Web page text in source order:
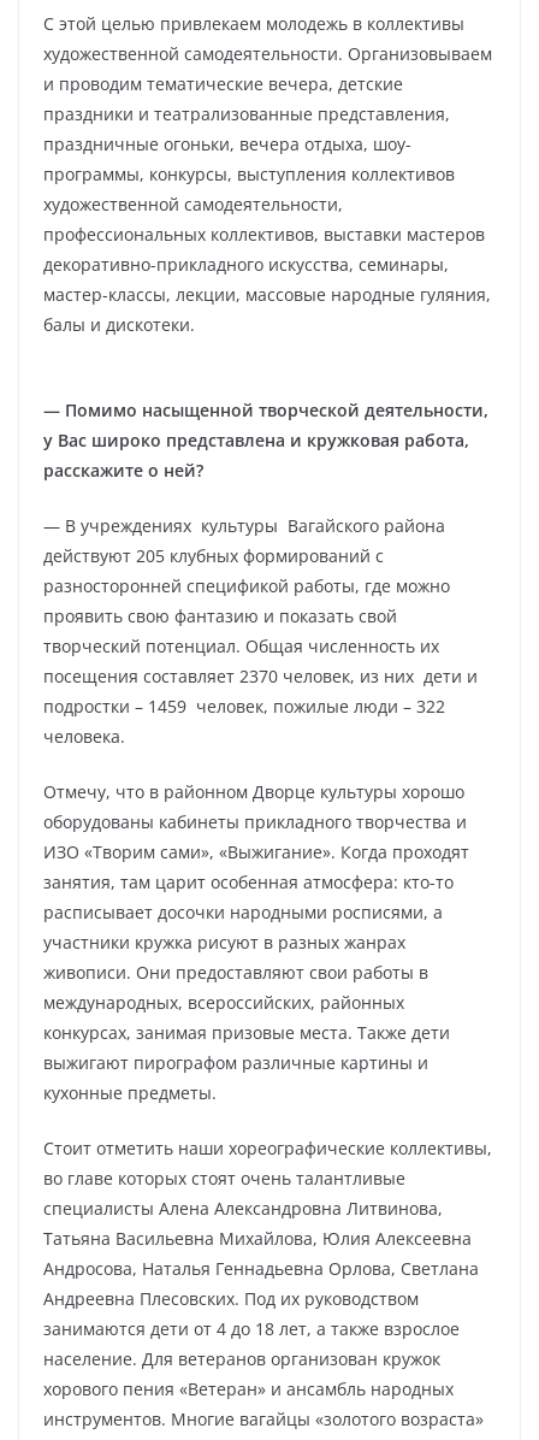
С этой целью привлекаем молодежь в коллективы
художественной самодеятельности. Организовываем
и проводим тематические вечера, детские
праздники и театрализованные представления,
праздничные огоньки, вечера отдыха, шоу-
программы, конкурсы, выступления коллективов
художественной самодеятельности,
профессиональных коллективов, выставки мастеров
декоративно-прикладного искусства, семинары,
мастер-классы, лекции, массовые народные гуляния,
балы и дискотеки.
— Помимо насыщенной творческой деятельности,
у Вас широко представлена и кружковая работа,
расскажите о ней?
— В учреждениях культуры Вагайского района
действуют 205 клубных формирований с
разносторонней спецификой работы, где можно
проявить свою фантазию и показать свой
творческий потенциал. Общая численность их
посещения составляет 2370 человек, из них дети и
подростки – 1459 человек, пожилые люди – 322
человека.
Отмечу, что в районном Дворце культуры хорошо
оборудованы кабинеты прикладного творчества и
ИЗО «Творим сами», «Выжигание». Когда проходят
занятия, там царит особенная атмосфера: кто-то
расписывает досочки народными росписями, а
участники кружка рисуют в разных жанрах
живописи. Они предоставляют свои работы в
международных, всероссийских, районных
конкурсах, занимая призовые места. Также дети
выжигают пирографом различные картины и
кухонные предметы.
Стоит отметить наши хореографические коллективы,
во главе которых стоят очень талантливые
специалисты Алена Александровна Литвинова,
Татьяна Васильевна Михайлова, Юлия Алексеевна
Андросова, Наталья Геннадьевна Орлова, Светлана
Андреевна Плесовских. Под их руководством
занимаются дети от 4 до 18 лет, а также взрослое
население. Для ветеранов организован кружок
хорового пения «Ветеран» и ансамбль народных
инструментов. Многие вагайцы «золотого возраста»